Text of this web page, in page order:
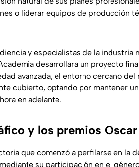
o liderar equipos de producción
y especialistas de la industria
desarrollara un proyecto
avanzada, el entorno cercano
cubierto, optando por mantener
en adelante.
y los premios
que comenzó a perfilarse en la
su participación en el